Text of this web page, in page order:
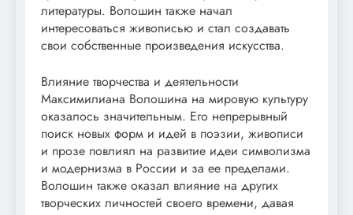
литературы. Волошин также начал
интересоваться живописью и стал создавать
свои собственные произведения искусства.
Влияние творчества и деятельности
Максимилиана Волошина на мировую культуру
оказалось значительным. Его непрерывный
поиск новых форм и идей в поэзии, живописи
и прозе повлиял на развитие идеи символизма
и модернизма в России и за ее пределами.
Волошин также оказал влияние на других
творческих личностей своего времени, давая